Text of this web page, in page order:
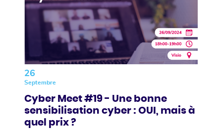
26
Septembre
Cyber Meet #19 - Une bonne
sensibilisation cyber : OUI, mais à
quel prix ?